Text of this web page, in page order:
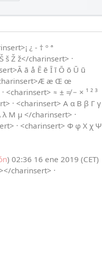
¿ - † º ª
š Ž ž</charinsert> ·
ā å Ē ē Ī ī Ō ō Ū ū
æ Œ œ
≈ ± ≠ − × ¹ ² ³
· <charinsert> Α α Β β Γ γ
λ Μ μ </charinsert> ·
· <charinsert> Φ φ Χ χ Ψ
) 02:36 16 ene 2019 (CET)
charinsert> ·